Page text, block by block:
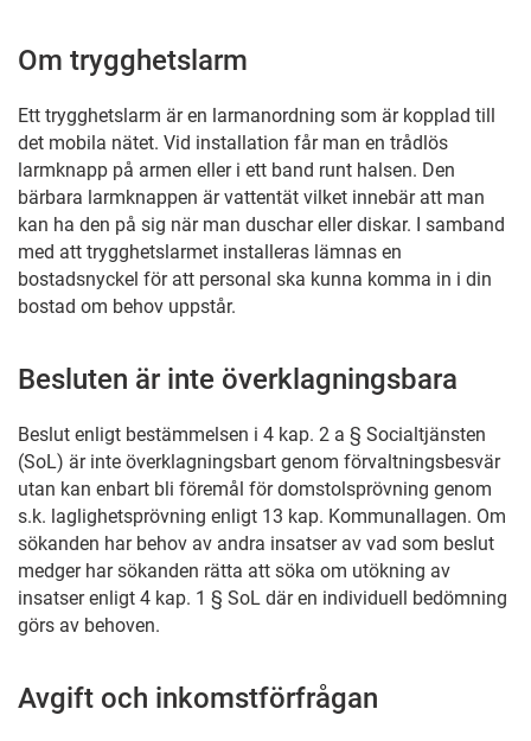
Om trygghetslarm
Ett trygghetslarm är en larmanordning som är kopplad till
det mobila nätet. Vid installation får man en trådlös
larmknapp på armen eller i ett band runt halsen. Den
bärbara larmknappen är vattentät vilket innebär att man
kan ha den på sig när man duschar eller diskar. I samband
med att trygghetslarmet installeras lämnas en
bostadsnyckel för att personal ska kunna komma in i din
bostad om behov uppstår.
Besluten är inte överklagningsbara
Beslut enligt bestämmelsen i 4 kap. 2 a § Socialtjänsten
(SoL) är inte överklagningsbart genom förvaltningsbesvär
utan kan enbart bli föremål för domstolsprövning genom
s.k. laglighetsprövning enligt 13 kap. Kommunallagen. Om
sökanden har behov av andra insatser av vad som beslut
medger har sökanden rätta att söka om utökning av
insatser enligt 4 kap. 1 § SoL där en individuell bedömning
görs av behoven.
Avgift och inkomstförfrågan